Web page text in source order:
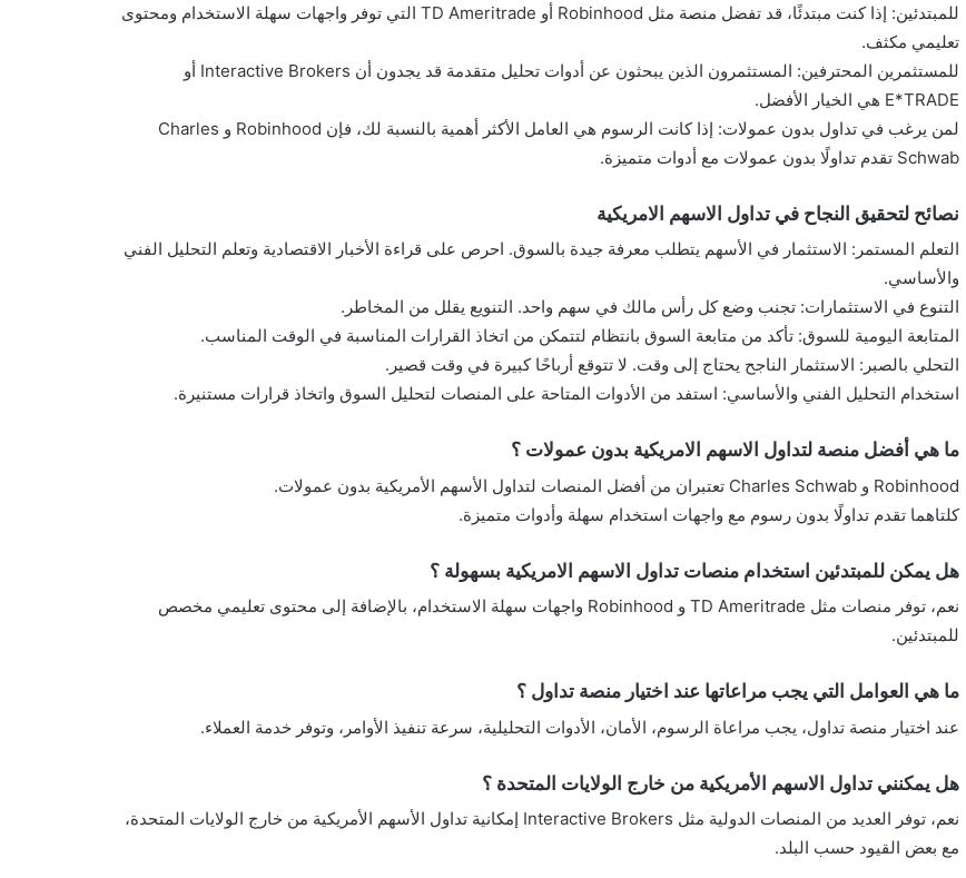
للمبتدئين: إذا كنت مبتدئًا، قد تفضل منصة مثل Robinhood أو TD Ameritrade التي توفر واجهات سهلة الاستخدام ومحتوى
تعليمي مكثف.
للمستثمرين المحترفين: المستثمرون الذين يبحثون عن أدوات تحليل متقدمة قد يجدون أن Interactive Brokers أو
E*TRADE هي الخيار الأفضل.
لمن يرغب في تداول بدون عمولات: إذا كانت الرسوم هي العامل الأكثر أهمية بالنسبة لك، فإن Robinhood و Charles
Schwab تقدم تداولًا بدون عمولات مع أدوات متميزة.
نصائح لتحقيق النجاح في تداول الاسهم الامريكية
التعلم المستمر: الاستثمار في الأسهم يتطلب معرفة جيدة بالسوق. احرص على قراءة الأخبار الاقتصادية وتعلم التحليل الفني
والأساسي.
التنوع في الاستثمارات: تجنب وضع كل رأس مالك في سهم واحد. التنويع يقلل من المخاطر.
المتابعة اليومية للسوق: تأكد من متابعة السوق بانتظام لتتمكن من اتخاذ القرارات المناسبة في الوقت المناسب.
التحلي بالصبر: الاستثمار الناجح يحتاج إلى وقت. لا تتوقع أرباحًا كبيرة في وقت قصير.
استخدام التحليل الفني والأساسي: استفد من الأدوات المتاحة على المنصات لتحليل السوق واتخاذ قرارات مستنيرة.
ما هي أفضل منصة لتداول الاسهم الامريكية بدون عمولات ؟
Robinhood و Charles Schwab تعتبران من أفضل المنصات لتداول الأسهم الأمريكية بدون عمولات.
كلتاهما تقدم تداولًا بدون رسوم مع واجهات استخدام سهلة وأدوات متميزة.
هل يمكن للمبتدئين استخدام منصات تداول الاسهم الامريكية بسهولة ؟
نعم، توفر منصات مثل TD Ameritrade و Robinhood واجهات سهلة الاستخدام، بالإضافة إلى محتوى تعليمي مخصص
للمبتدئين.
ما هي العوامل التي يجب مراعاتها عند اختيار منصة تداول ؟
عند اختيار منصة تداول، يجب مراعاة الرسوم، الأمان، الأدوات التحليلية، سرعة تنفيذ الأوامر، وتوفر خدمة العملاء.
هل يمكنني تداول الاسهم الأمريكية من خارج الولايات المتحدة ؟
نعم، توفر العديد من المنصات الدولية مثل Interactive Brokers إمكانية تداول الأسهم الأمريكية من خارج الولايات المتحدة،
مع بعض القيود حسب البلد.